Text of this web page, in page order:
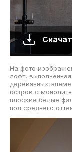
На фото
лофт,
деревянных
остров с
плоские белые
пол среднего